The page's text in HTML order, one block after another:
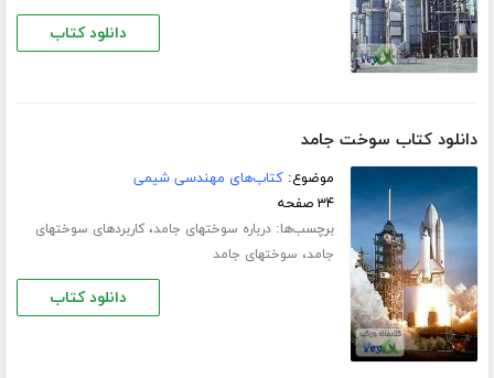
دانلود کتاب
دانلود کتاب سوخت جامد
موضوع:کتاب‌های مهندسی شیمی
۳۴ صفحه
برچسب‌ها:درباره سوختهای جامد،کاربردهای سوختهای
جامد، سوختهای جامد
دانلود کتاب